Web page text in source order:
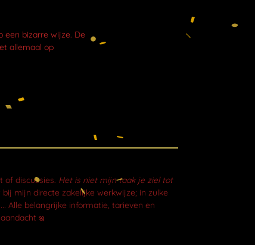
een bizarre wijze. De
allemaal op
of discussies. Het is niet mijn taak je ziel tot
mijn directe zakelijke werkwijze; in zulke
Alle belangrijke informatie, tarieven en
ఇ